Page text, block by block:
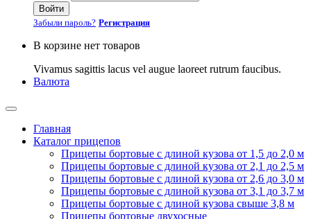
Войти
Забыли пароль? Регистрация
В корзине нет товаров
Vivamus sagittis lacus vel augue laoreet rutrum faucibus.
Валюта
Главная
Каталог прицепов
Прицепы бортовые с длиной кузова от 1,5 до 2,0 м
Прицепы бортовые с длиной кузова от 2,1 до 2,5 м
Прицепы бортовые с длиной кузова от 2,6 до 3,0 м
Прицепы бортовые с длиной кузова от 3,1 до 3,7 м
Прицепы бортовые с длиной кузова свыше 3,8 м
Прицепы бортовые двухосные